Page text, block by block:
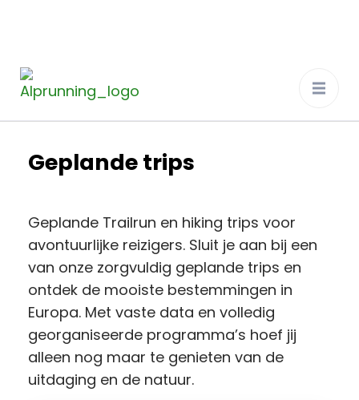
Alprunning
De ultieme trailrun ervaring in de Alpen
Geplande trips
Geplande Trailrun en hiking trips voor
avontuurlijke reizigers. Sluit je aan bij een
van onze zorgvuldig geplande trips en
ontdek de mooiste bestemmingen in
Europa. Met vaste data en volledig
georganiseerde programma’s hoef jij
alleen nog maar te genieten van de
uitdaging en de natuur.